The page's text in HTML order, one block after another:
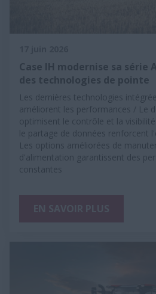
Case IH modernise sa série
des technologies de pointe
Les dernières technologies
améliorent les performances / Le
optimisent le contrôle et la
le partage de données renforcent
Les options améliorées de
d'alimentation garantissent des
constantes